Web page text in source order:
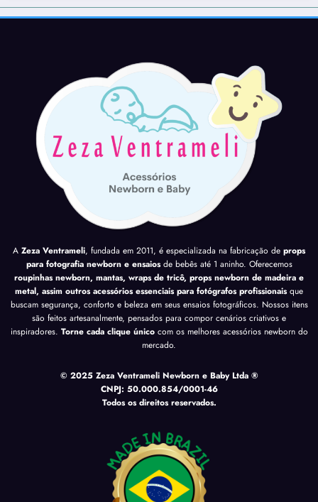
A Zeza Ventrameli, fundada em 2011, é especializada na fabricação de props
para fotografia newborn e ensaiosde bebês até 1 aninho. Oferecemos
roupinhas newborn, mantas, wraps de tricô, props newborn de madeira e
metal, assim outros acessórios essenciais para fotógrafos profissionaisque
buscam segurança, conforto e beleza em seus ensaios fotográficos. Nossos itens
são feitos artesanalmente, pensados para compor cenários criativos e
inspiradores. Torne cada clique únicocom os melhores acessórios newborn do
mercado.
© 2025 Zeza Ventrameli Newborn e Baby Ltda ®
CNPJ: 50.000.854/0001-46
Todos os direitos reservados.